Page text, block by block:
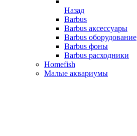
Назад
Barbus
Barbus аксессуары
Barbus оборудование
Barbus фоны
Barbus расходники
Homefish
Малые аквариумы